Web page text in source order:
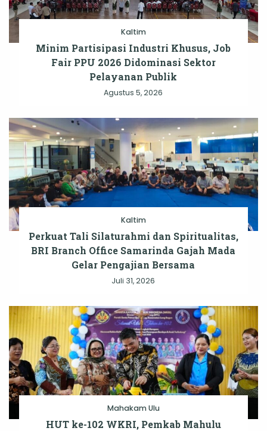
Kaltim
Minim Partisipasi Industri Khusus, Job
Fair PPU 2026 Didominasi Sektor
Pelayanan Publik
Agustus 5, 2026
Kaltim
Perkuat Tali Silaturahmi dan Spiritualitas,
BRI Branch Office Samarinda Gajah Mada
Gelar Pengajian Bersama
Juli 31, 2026
Mahakam Ulu
HUT ke-102 WKRI, Pemkab Mahulu